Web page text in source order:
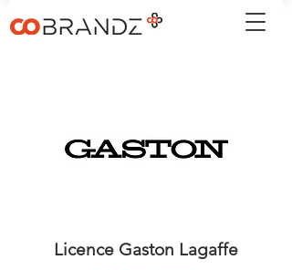
Licence Gaston Lagaffe